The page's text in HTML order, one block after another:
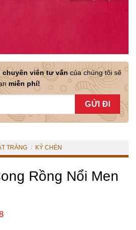
chuyên viên tư vấncủa chúng tôi sẽ
miễn phí!
TRÀNG / KỶ CHÉN
Rồng Nổi Men